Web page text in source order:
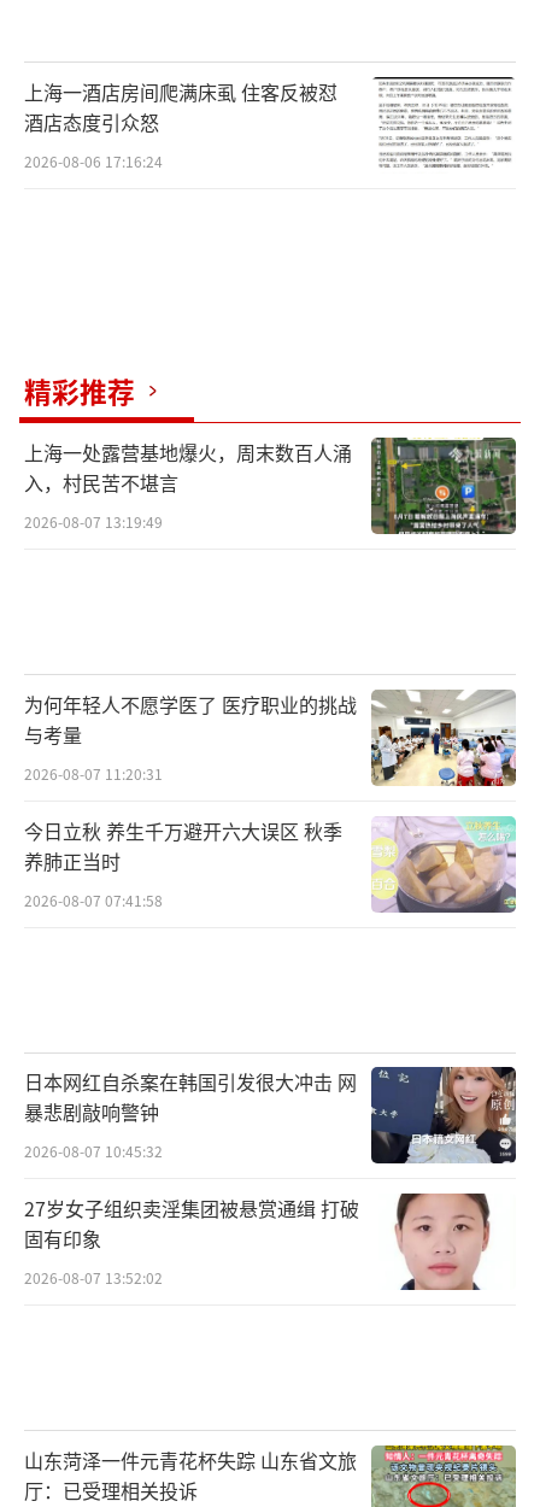
上海一酒店房间爬满床虱 住客反被怼
酒店态度引众怒
2026-08-06 17:16:24
精彩推荐
上海一处露营基地爆火，周末数百人涌
入，村民苦不堪言
2026-08-07 13:19:49
为何年轻人不愿学医了 医疗职业的挑战
与考量
2026-08-07 11:20:31
今日立秋 养生千万避开六大误区 秋季
养肺正当时
2026-08-07 07:41:58
日本网红自杀案在韩国引发很大冲击 网
暴悲剧敲响警钟
2026-08-07 10:45:32
27岁女子组织卖淫集团被悬赏通缉 打破
固有印象
2026-08-07 13:52:02
山东菏泽一件元青花杯失踪 山东省文旅
厅：已受理相关投诉